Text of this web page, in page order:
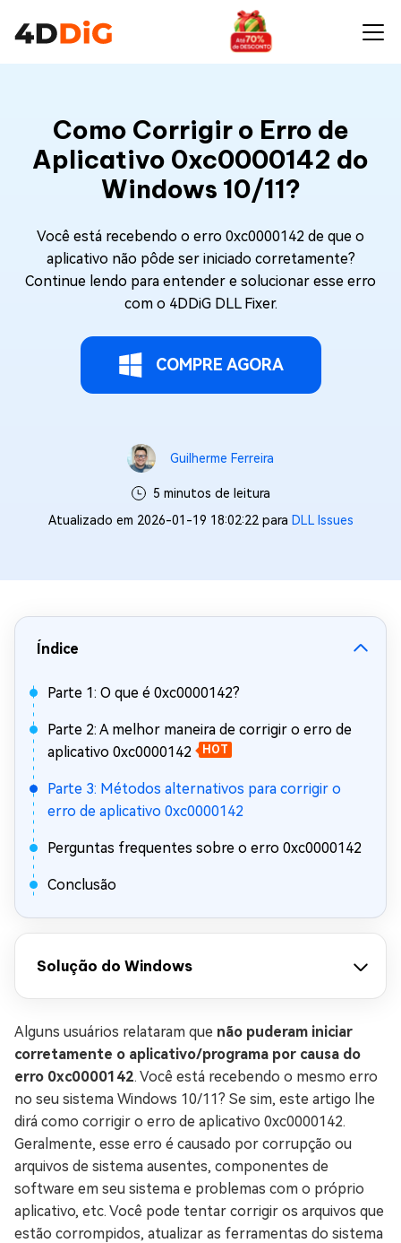
Como Corrigir o Erro de
Aplicativo 0xc0000142 do
Windows 10/11?
Você está recebendo o erro 0xc0000142 de que o
aplicativo não pôde ser iniciado corretamente?
Continue lendo para entender e solucionar esse erro
com o 4DDiG DLL Fixer.
COMPRE AGORA
Guilherme Ferreira
5 minutos de leitura
Atualizado em 2026-01-19 18:02:22 para DLL Issues
Índice
Parte 1: O que é 0xc0000142?
Parte 2: A melhor maneira de corrigir o erro de
aplicativo 0xc0000142
HOT
Parte 3: Métodos alternativos para corrigir o
erro de aplicativo 0xc0000142
Perguntas frequentes sobre o erro 0xc0000142
Conclusão
Solução do Windows
Alguns usuários relataram que não puderam iniciar
corretamente o aplicativo/programa por causa do
erro 0xc0000142. Você está recebendo o mesmo erro
no seu sistema Windows 10/11? Se sim, este artigo lhe
dirá como corrigir o erro de aplicativo 0xc0000142.
Geralmente, esse erro é causado por corrupção ou
arquivos de sistema ausentes, componentes de
software em seu sistema e problemas com o próprio
aplicativo, etc. Você pode tentar corrigir os arquivos que
estão corrompidos, atualizar as ferramentas do sistema